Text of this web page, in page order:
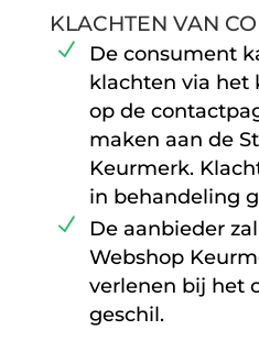
KLACHTEN VAN
De consument
klachten via het
op de
maken aan de
Keurmerk.
in behandeling
De aanbieder
Webshop
verlenen bij het
geschil.